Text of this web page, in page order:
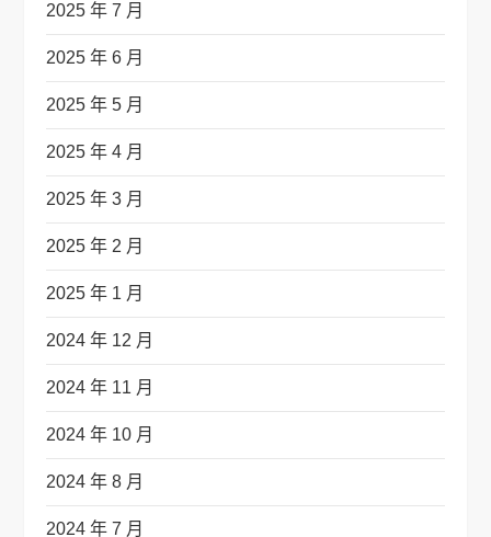
2025 年 7 月
2025 年 6 月
2025 年 5 月
2025 年 4 月
2025 年 3 月
2025 年 2 月
2025 年 1 月
2024 年 12 月
2024 年 11 月
2024 年 10 月
2024 年 8 月
2024 年 7 月